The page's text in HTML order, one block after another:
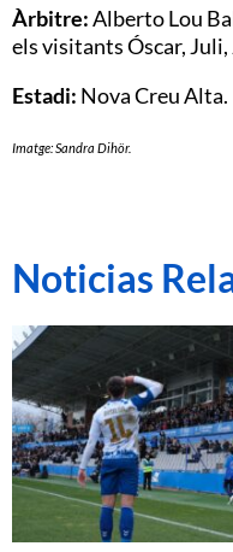
Àrbitre:Alberto Lou
els visitants Óscar,
Estadi: Nova Creu
Imatge: Sandra Dihör.
Noticias